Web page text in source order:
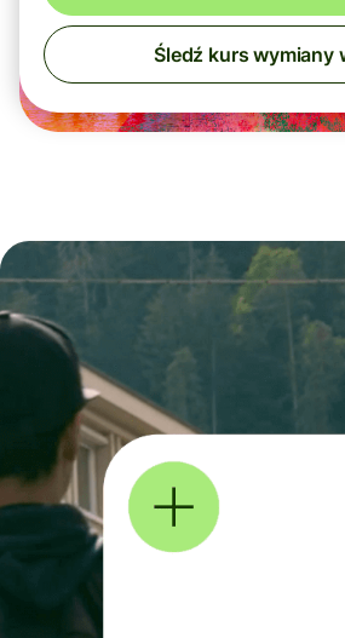
Śledź kurs wymiany